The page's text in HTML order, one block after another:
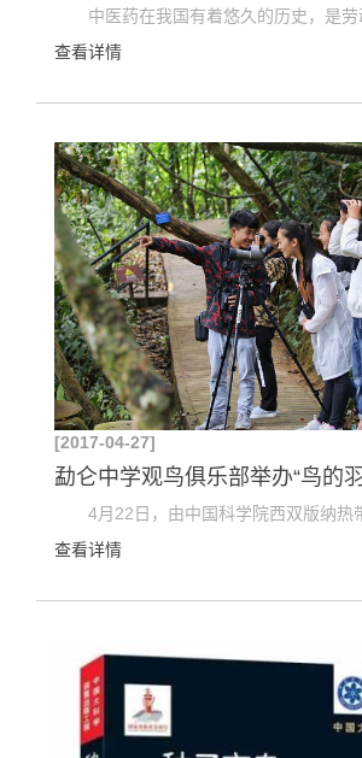
查看详情
[2017-04-27]
勐仑中学观鸟俱乐部举办“鸟的
查看详情